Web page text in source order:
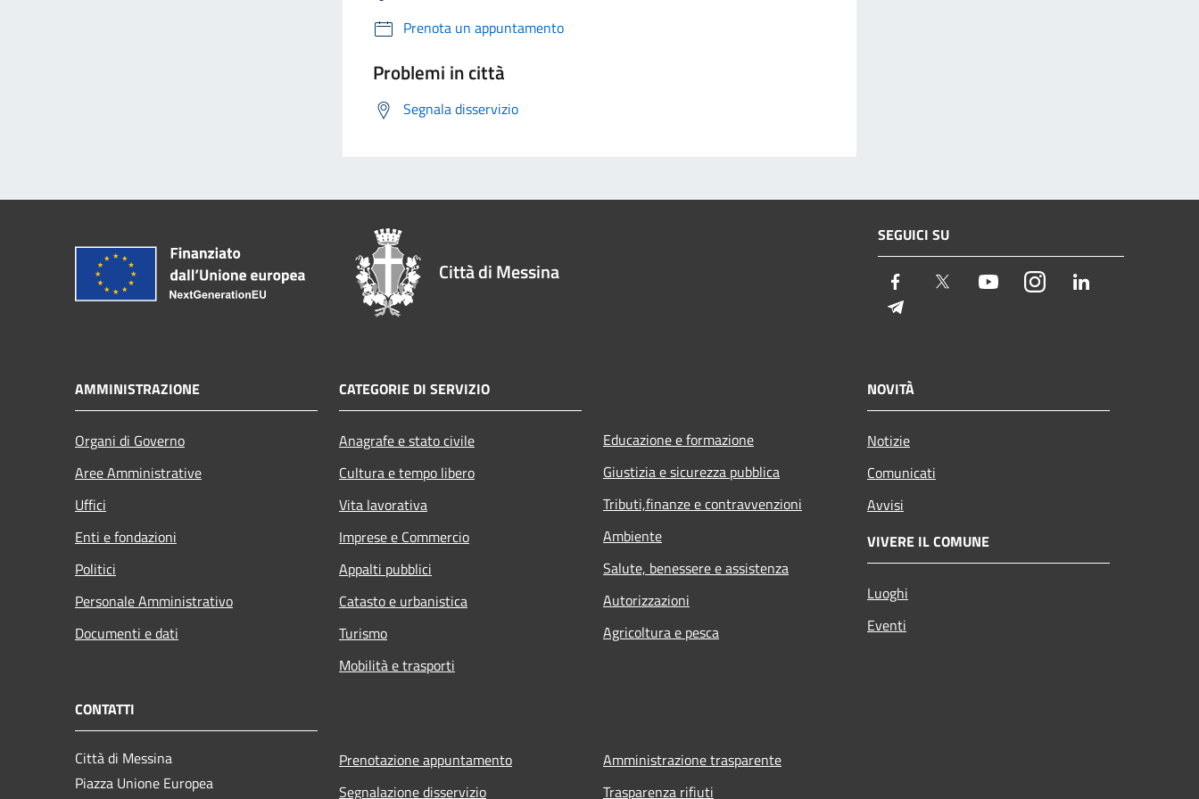
Prenota un appuntamento
Problemi in città
Segnala disservizio
Città di Messina
SEGUICI SU
Facebook Twitter YoutubeInstagram
AMMINISTRAZIONE
Organi di Governo
Aree Amministrative
Uffici
Enti e fondazioni
Politici
Personale Amministrativo
Documenti e dati
CATEGORIE DI SERVIZIO
Anagrafe e stato civile
Cultura e tempo libero
Vita lavorativa
Imprese e Commercio
Appalti pubblici
Catasto e urbanistica
Turismo
Mobilità e trasporti
Educazione e formazione
Giustizia e sicurezza pubblica
Tributi,finanze e contravvenzioni
Ambiente
Salute, benessere e assistenza
Autorizzazioni
Agricoltura e pesca
NOVITÀ
Notizie
Comunicati
Avvisi
VIVERE IL COMUNE
Luoghi
Eventi
CONTATTI
Città di Messina
Piazza Unione Europea
Prenotazione appuntamento
Segnalazione disservizio
Amministrazione trasparente
Trasparenza rifiuti